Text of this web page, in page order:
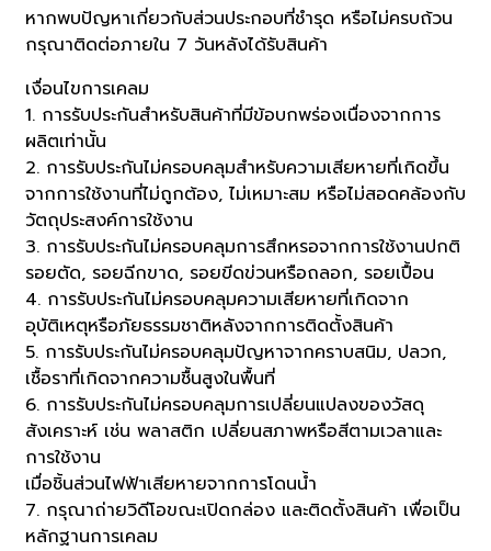
หากพบปัญหาเกี่ยวกับส่วนประกอบที่ชำรุด หรือไม่ครบถ้วน
กรุณาติดต่อภายใน 7 วันหลังได้รับสินค้า
เงื่อนไขการเคลม
1. การรับประกันสำหรับสินค้าที่มีข้อบกพร่องเนื่องจากการ
ผลิตเท่านั้น
2. การรับประกันไม่ครอบคลุมสำหรับความเสียหายที่เกิดขึ้น
จากการใช้งานที่ไม่ถูกต้อง, ไม่เหมาะสม หรือไม่สอดคล้องกับ
วัตถุประสงค์การใช้งาน
3. การรับประกันไม่ครอบคลุมการสึกหรอจากการใช้งานปกติ
รอยตัด, รอยฉีกขาด, รอยขีดข่วนหรือถลอก, รอยเปื้อน
4. การรับประกันไม่ครอบคลุมความเสียหายที่เกิดจาก
อุบัติเหตุหรือภัยธรรมชาติหลังจากการติดตั้งสินค้า
5. การรับประกันไม่ครอบคลุมปัญหาจากคราบสนิม, ปลวก,
เชื้อราที่เกิดจากความชื้นสูงในพื้นที่
6. การรับประกันไม่ครอบคลุมการเปลี่ยนแปลงของวัสดุ
สังเคราะห์ เช่น พลาสติก เปลี่ยนสภาพหรือสีตามเวลาและ
การใช้งาน
เมื่อชิ้นส่วนไฟฟ้าเสียหายจากการโดนน้ำ
7. กรุณาถ่ายวิดีโอขณะเปิดกล่อง และติดตั้งสินค้า เพื่อเป็น
หลักฐานการเคลม